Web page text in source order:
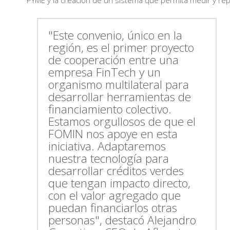
"Este convenio, único en la
región, es el primer proyecto
de cooperación entre una
empresa FinTech y un
organismo multilateral para
desarrollar herramientas de
financiamiento colectivo.
Estamos orgullosos de que el
FOMIN nos apoye en esta
iniciativa. Adaptaremos
nuestra tecnología para
desarrollar créditos verdes
que tengan impacto directo,
con el valor agregado que
puedan financiarlos otras
personas", destacó Alejandro